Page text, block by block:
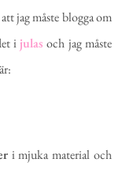
jag måste blogga om
ijulas och jag måste
i mjuka material och